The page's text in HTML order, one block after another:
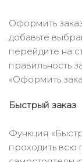
Оформить
добавьте
перейдите на
правильность
«Оформить
Быстрый заказ
Функция
проходить всю